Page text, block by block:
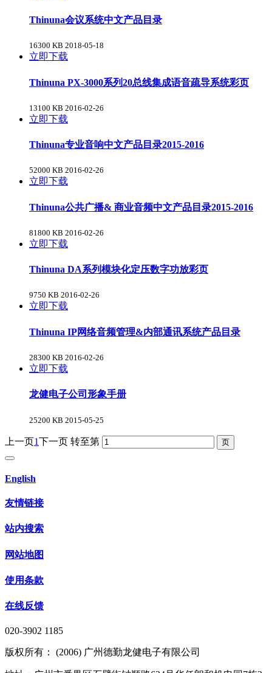
Thinuna会议系统中文产品目录
16300 KB 2018-05-18
立即下载
Thinuna PX-3000系列20总线集成语音疏导系统彩页
13100 KB 2016-02-26
立即下载
Thinuna专业音响中文产品目录2015-2016
52000 KB 2016-02-26
立即下载
Thinuna公共广播& 商业音频中文产品目录2015-2016
81800 KB 2016-02-26
立即下载
Thinuna DA系列模块化定压数字功放彩页
9750 KB 2016-02-26
立即下载
Thinuna IP网络音频管理&内部通讯系统产品目录
28300 KB 2016-02-26
立即下载
龙健电子公司形象手册
25200 KB 2015-05-25
上一页1下一页 转至第
English
友情链接
站内搜索
网站地图
使用条款
在线反馈
020-3902 1185
版权所有： (2006) 广州德勤龙健电子有限公司